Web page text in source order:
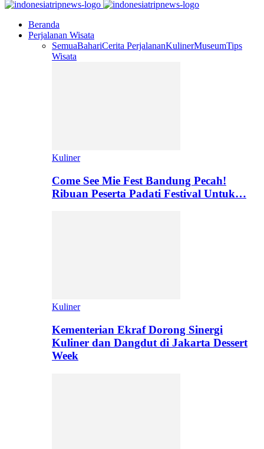
Beranda
Perjalanan Wisata
SemuaBahariCerita PerjalananKulinerMuseumTips
Wisata
Kuliner
Come See Mie Fest Bandung Pecah!
Ribuan Peserta Padati Festival Untuk…
Kuliner
Kementerian Ekraf Dorong Sinergi
Kuliner dan Dangdut di Jakarta Dessert
Week